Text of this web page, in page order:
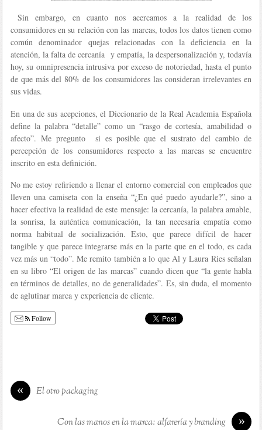
Sin embargo, en cuanto nos acercamos a la realidad de los
consumidores en su relación con las marcas, todos los datos tienen como
común denominador quejas relacionadas con la deficiencia en la
atención, la falta de cercanía y empatía, la despersonalización y, todavía
hoy, su omnipresencia intrusiva por exceso de notoriedad, hasta el punto
de que más del 80% de los consumidores las consideran irrelevantes en
sus vidas.
En una de sus acepciones, el Diccionario de la Real Academia Española
define la palabra “detalle” como un “rasgo de cortesía, amabilidad o
afecto”. Me pregunto si es posible que el sustrato del cambio de
percepción de los consumidores respecto a las marcas se encuentre
inscrito en esta definición.
No me estoy refiriendo a llenar el entorno comercial con empleados que
lleven una camiseta con la enseña “¿En qué puedo ayudarle?”, sino a
hacer efectiva la realidad de este mensaje: la cercanía, la palabra amable,
la sonrisa, la auténtica comunicación, la tan necesaria empatía como
norma habitual de socialización. Esto, que parece difícil de hacer
tangible y que parece integrarse más en la parte que en el todo, es cada
vez más un “todo”. Me remito también a lo que Al y Laura Ries señalan
en su libro “El origen de las marcas” cuando dicen que “la gente habla
en términos de detalles, no de generalidades”. Es, sin duda, el momento
de aglutinar marca y experiencia de cliente.
Follow
« El otro packaging
»
Con las manos en la marca: alfarería y branding